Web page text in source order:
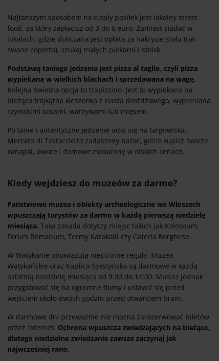
Najtańszym sposobem na ciepły posiłek jest lokalny street
food, za który zapłacisz od 3 do 6 euro. Zamiast siadać w
lokalach, gdzie doliczana jest opłata za nakrycie stołu (tak
zwane coperto), szukaj małych piekarni i stoisk.
Podstawą taniego jedzenia jest pizza al taglio, czyli pizza
wypiekana w wielkich blachach i sprzedawana na wagę.
Kolejna świetna opcja to trapizzino. Jest to wypiekana na
bieżąco trójkątna kieszonka z ciasta drożdżowego, wypełniona
rzymskimi sosami, warzywami lub mięsem.
Po tanie i autentyczne jedzenie udaj się na targowiska.
Mercato di Testaccio to zadaszony bazar, gdzie kupisz świeże
kanapki, owoce i domowe makarony w niskich cenach.
Kiedy wejdziesz do muzeów za darmo?
Państwowe muzea i obiekty archeologiczne we Włoszech
wpuszczają turystów za darmo w każdą pierwszą niedzielę
miesiąca. Taka zasada dotyczy miejsc takich jak Koloseum,
Forum Romanum, Termy Karakalli czy Galeria Borghese.
W Watykanie obowiązują nieco inne reguły. Muzea
Watykańskie oraz Kaplica Sykstyńska są darmowe w każdą
ostatnią niedzielę miesiąca od 9:00 do 14:00. Musisz jednak
przygotować się na ogromne tłumy i ustawić się przed
wejściem około dwóch godzin przed otwarciem bram.
W darmowe dni przeważnie nie można zarezerwować biletów
przez internet. Ochrona wpuszcza zwiedzających na bieżąco,
dlatego niedzielne zwiedzanie zawsze zaczynaj jak
najwcześniej rano.